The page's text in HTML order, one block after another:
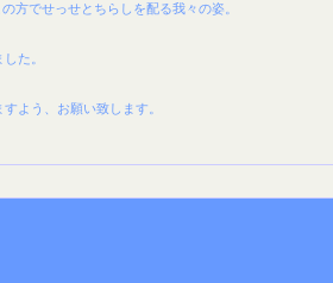
方でせっせとちらしを配る我々の姿。
た。
よう、お願い致します。